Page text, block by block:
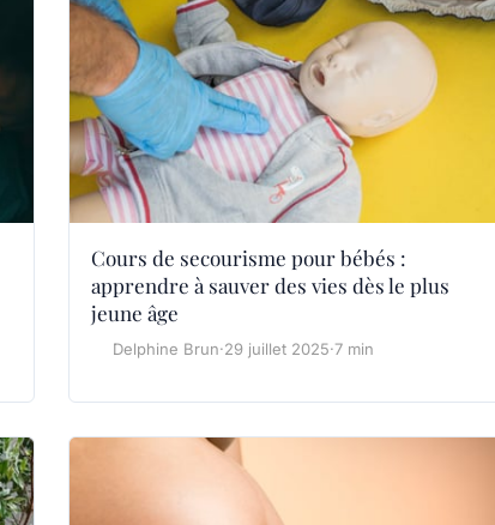
Cours de secourisme pour bébés :
apprendre à sauver des vies dès le plus
jeune âge
Delphine Brun·29 juillet 2025·7 min